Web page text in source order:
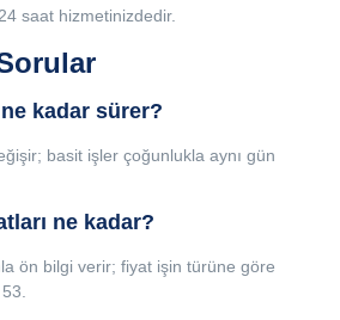
saat hizmetinizdedir.
kadar sürer?
basit işler çoğunlukla aynı gün
ne kadar?
ön bilgi verir; fiyat işin türüne göre